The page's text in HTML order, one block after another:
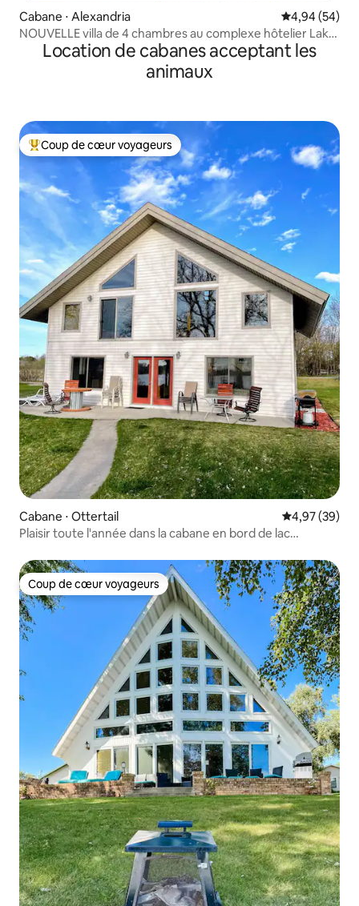
Cabane ⋅ Alexandria Évaluation
4,94 (54)
NOUVELLE villa de 4 chambres au complexe hôtelier Lake
DarlingLocation de cabanes acceptant les
animaux
Coups de cœur voyageurs les plus appréciés
Coup de cœur voyageurs
Cabane ⋅ Ottertail Évaluation
4,97 (39)
Plaisir toute l'année dans la cabane en bord de lac
Coup de cœur voyageurs
Coup de cœur voyageurs